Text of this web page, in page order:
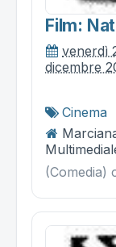
Film:
venerdì
dicembre
Cinema
(Comedia)